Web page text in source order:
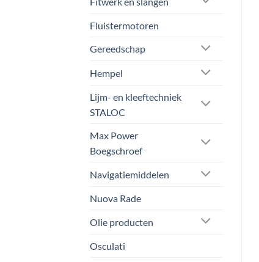
Fluistermotoren
Gereedschap
Hempel
Lijm- en kleeftechniek
STALOC
Max Power
Boegschroef
Navigatiemiddelen
Nuova Rade
Olie producten
Osculati